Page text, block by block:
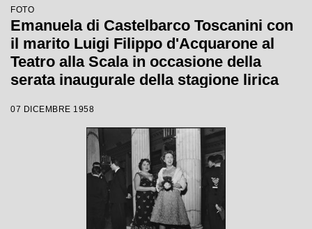
FOTO
Emanuela di Castelbarco Toscanini con
il marito Luigi Filippo d'Acquarone al
Teatro alla Scala in occasione della
serata inaugurale della stagione lirica
Giacomo Puccini, diretta da Antonino
Votto con la regia di Margherita
07 DICEMBRE 1958